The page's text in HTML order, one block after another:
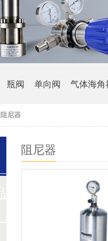
瓶阀 单向阀 气体海
阻尼器
阻尼器